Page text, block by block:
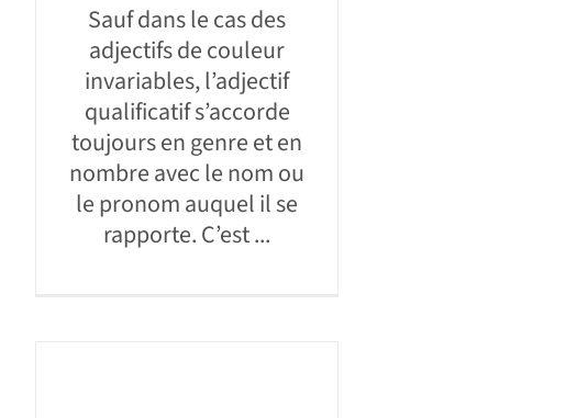
Sauf dans le cas des
adjectifs de couleur
invariables, l’adjectif
qualificatif s’accorde
toujours en genre et en
nombre avec le nom ou
le pronom auquel il se
rapporte. C’est ...